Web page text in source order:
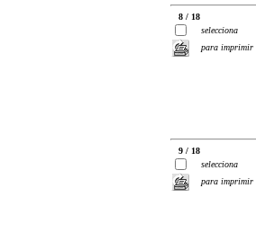
8 / 18
selecciona
para imprimir
9 / 18
selecciona
para imprimir